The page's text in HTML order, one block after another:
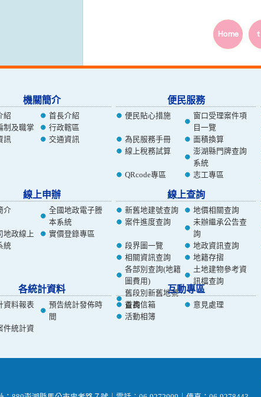
機關簡介
紹
首長介紹
制及職掌
行政轄區
訊
交通資訊
便民服務
便民貼心措施
窗口受理案件項
目一覽
為民服務手冊
面積換算
線上稅務試算
澎湖縣門牌查詢
系統
QRcode專區
志工專區
線上申辦
介
全國地政電子謄
本系統
地政線上
統
實價登錄專區
線上查詢
新舊地建號查詢
地價相關查詢
案件進度查詢
未辦繼承公告查
詢
段界圖一覽
地政資訊查詢
相關資訊查詢
地籍存摺
各部別查詢(地籍
圖費用)
土地建物參考資
訊檔查詢
舊段別新舊地號
查詢
各統計資料
資料報表
預告統計發佈時
間
件統計資
互動專區
首長信箱
意見處理
活動相簿